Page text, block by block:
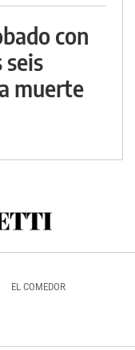
con
seis
muerte
EL COMEDOR